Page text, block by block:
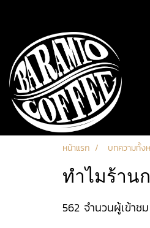
หน้าแรก บทความทั้ง
ทำไมร้าน
562 จำนวนผู้เข้าชม